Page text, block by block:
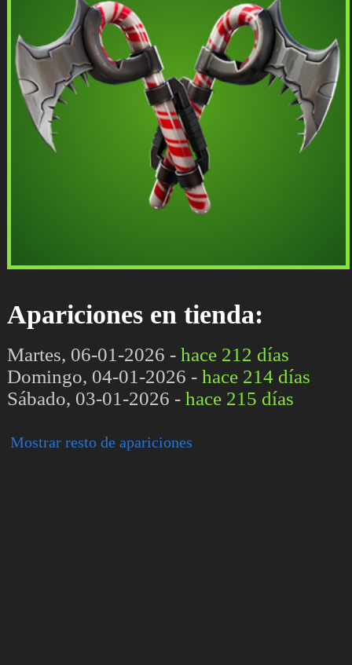
Apariciones en tienda:
Martes, 06-01-2026 - hace 212 días
Domingo, 04-01-2026 - hace 214 días
Sábado, 03-01-2026 - hace 215 días
Mostrar resto de apariciones